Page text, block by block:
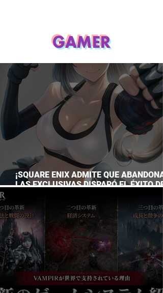
GAMER
¡SQUARE ENIX ADMITE QUE
LAS EXCLUSIVAS DISPARÓ EL ÉXITO DE